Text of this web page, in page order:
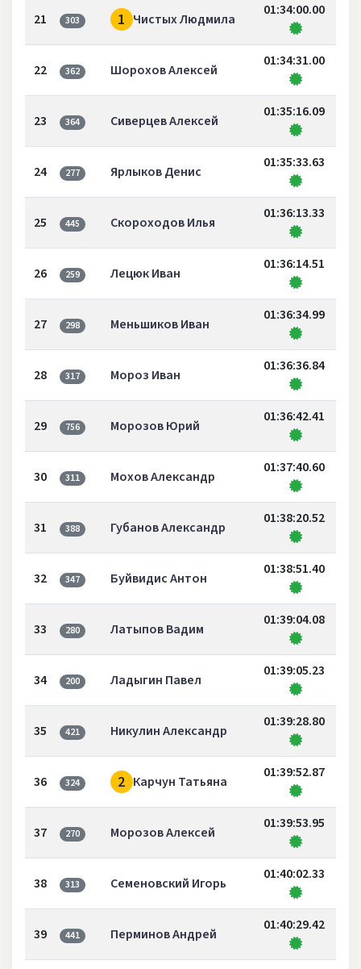
21 303 1 Чистых Людмила
01:34:00.00
22 362 Шорохов Алексей
01:34:31.00
23 364 Сиверцев Алексей
01:35:16.09
24 277 Ярлыков Денис
01:35:33.63
25 445 Скороходов Илья
01:36:13.33
26 259 Лецюк Иван
01:36:14.51
27 298 Меньшиков Иван
01:36:34.99
28 317 Мороз Иван
01:36:36.84
29 756 Морозов Юрий
01:36:42.41
30 311 Мохов Александр
01:37:40.60
31 388 Губанов Александр
01:38:20.52
32 347 Буйвидис Антон
01:38:51.40
33 280 Латыпов Вадим
01:39:04.08
34 200 Ладыгин Павел
01:39:05.23
35 421 Никулин Александр
01:39:28.80
36 324 2 Карчун Татьяна
01:39:52.87
37 270 Морозов Алексей
01:39:53.95
38 313 Семеновский Игорь
01:40:02.33
39 441 Перминов Андрей
01:40:29.42